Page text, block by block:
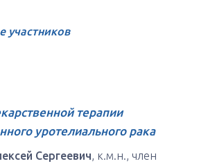
участников
терапии
уротелиального рака
Сергеевич, к.м.н., член